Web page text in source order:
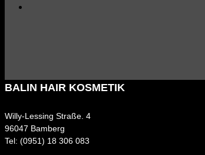
BALIN HAIR KOSMETIK
Willy-Lessing Straße. 4
96047 Bamberg
Tel: (0951) 18 306 083